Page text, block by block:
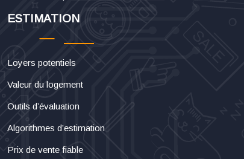
ESTIMATION
Loyers potentiels
Valeur du logement
Outils d’évaluation
Algorithmes d’estimation
Prix de vente fiable